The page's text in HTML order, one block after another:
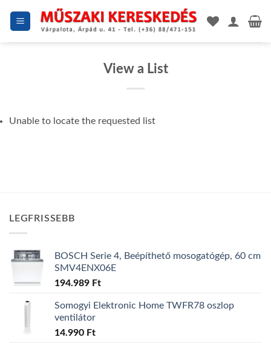
View a List
Unable to locate the requested list
LEGFRISSEBB
BOSCH Serie 4, Beépíthető mosogatógép, 60 cm
SMV4ENX06E
194.989 Ft
Somogyi Elektronic Home TWFR78 oszlop
ventilátor
14.990 Ft